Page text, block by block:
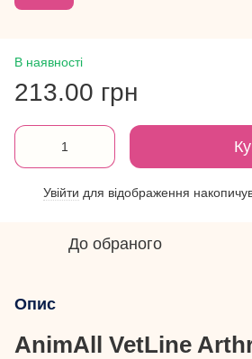
В наявності
213.00 грн
Увійти для відображення
До обраного
Опис
AnimAll VetLine